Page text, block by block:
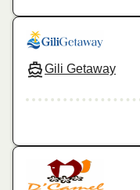
Gili Getaway